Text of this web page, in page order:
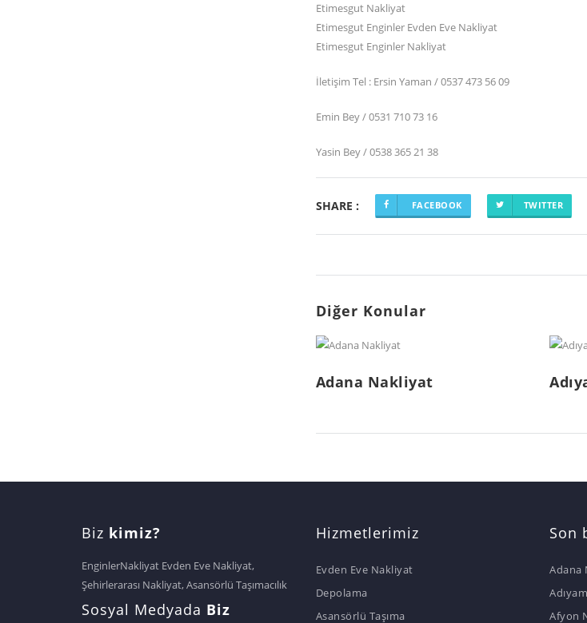
Etimesgut Nakliyat
Etimesgut Enginler Evden Eve Nakliyat
Etimesgut Enginler Nakliyat
İletişim Tel : Ersin Yaman / 0537 473 56 09
Emin Bey / 0531 710 73 16
Yasin Bey / 0538 365 21 38
SHARE : FACEBOOK TWITTER
Diğer Konular
Adana Nakliyat
Biz kimiz?
EnginlerNakliyat Evden Eve Nakliyat,
Şehirlerarası Nakliyat, Asansörlü Taşımacılık
Sosyal Medyada Biz
Hizmetlerimiz
Evden Eve Nakliyat
Depolama
Asansörlü Taşıma
Son
Adana
Afyon